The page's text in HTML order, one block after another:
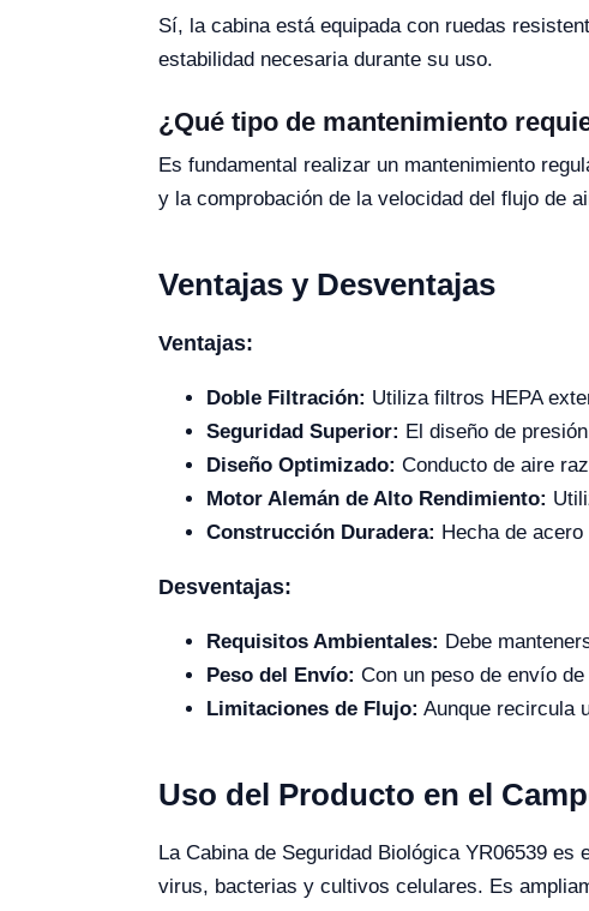
Sí, la cabina está equipada con ruedas
estabilidad necesaria durante su uso.
¿Qué tipo de mantenimiento
Es fundamental realizar un mantenimiento
y la comprobación de la velocidad del flujo de
Ventajas y Desventajas
Ventajas:
Doble Filtración: Utiliza filtros HEPA
Seguridad Superior: El diseño de
Diseño Optimizado: Conducto de aire
Motor Alemán de Alto Rendimiento:
Construcción Duradera: Hecha de
Desventajas:
Requisitos Ambientales: Debe
Peso del Envío: Con un peso de envío
Limitaciones de Flujo: Aunque recircula
Uso del Producto en el
La Cabina de Seguridad Biológica YR06539
virus, bacterias y cultivos celulares. Es